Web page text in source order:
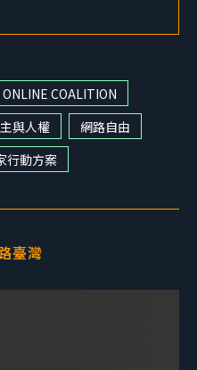
COALITION
與人權
網路自由
行動方案
臺灣